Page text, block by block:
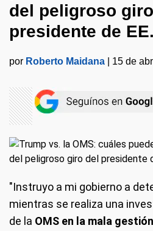
del peligroso
presidente de
por Roberto Maidana 15 de
"Instruyo a mi gobierno a
mientras se realiza una
de la OMS en la mala